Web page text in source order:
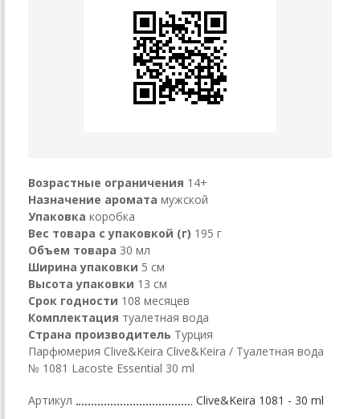
Возрастные ограничения 14+
Назначение аромата мужской
Упаковка коробка
Вес товара с упаковкой (г) 195 г
Объем товара 30 мл
Ширина упаковки 5 см
Высота упаковки 13 см
Срок годности 108 месяцев
Комплектация туалетная вода
Страна производитель Турция
Парфюмерия Clive&Keira Clive&Keira / Туалетная вода
№ 1081 Lacoste Essential 30 ml
Артикул Clive&Keira 1081 - 30 ml